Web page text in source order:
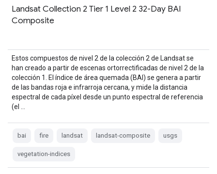
Landsat Collection 2 Tier 1 Level 2 32-Day BAI
Composite
Estos compuestos de nivel 2 de la colección 2 de Landsat se
han creado a partir de escenas ortorrectificadas de nivel 2 de la
colección 1. El índice de área quemada (BAI) se genera a partir
de las bandas roja e infrarroja cercana, y mide la distancia
espectral de cada píxel desde un punto espectral de referencia
(el …
bai fire landsat landsat-composite usgs
vegetation-indices